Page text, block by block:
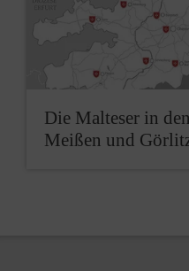
Die Malteser in
Meißen und